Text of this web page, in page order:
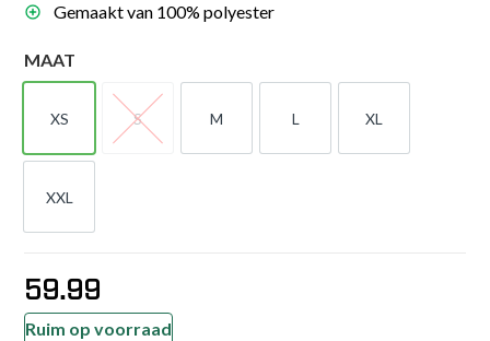
Gemaakt van 100% polyester
MAAT
XS
XS
S
S
M
M
L
L
XL
XL
XXL
XXL
59.99
Ruim op voorraad